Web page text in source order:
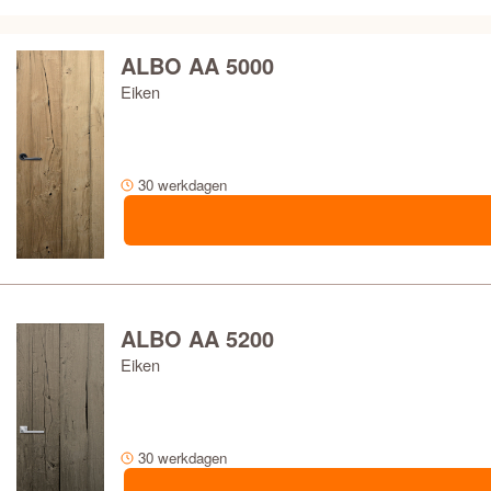
Skantrae deuren
Svedex deuren
VeraLux deuren
Weekamp deuren
MATERIAAL
PRIJS
GLAS OF PANEELDEUR
ALBO AA 5000
Eiken
30 werkdagen
ALBO AA 5200
Eiken
30 werkdagen